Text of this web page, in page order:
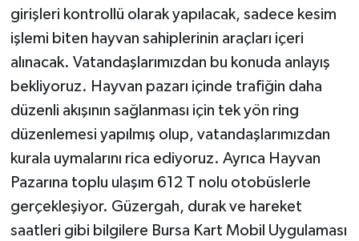
girişleri kontrollü olarak yapılacak, sadece kesim
işlemi biten hayvan sahiplerinin araçları içeri
alınacak. Vatandaşlarımızdan bu konuda anlayış
bekliyoruz. Hayvan pazarı içinde trafiğin daha
düzenli akışının sağlanması için tek yön ring
düzenlemesi yapılmış olup, vatandaşlarımızdan
kurala uymalarını rica ediyoruz. Ayrıca Hayvan
Pazarına toplu ulaşım 612 T nolu otobüslerle
gerçekleşiyor. Güzergah, durak ve hareket
saatleri gibi bilgilere Bursa Kart Mobil Uygulaması